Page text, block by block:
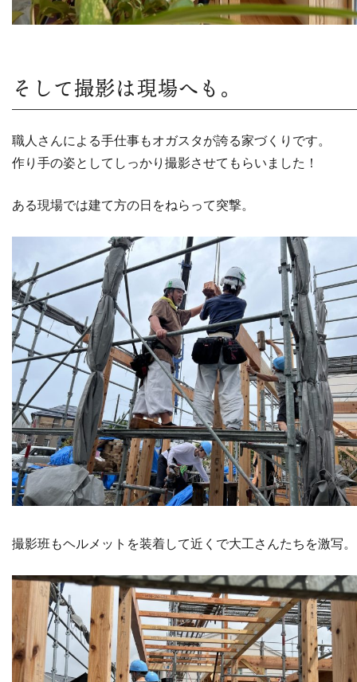
そして撮影は現場へも。
職人さんによる手仕事もオガスタが誇る家づくりです。
作り手の姿としてしっかり撮影させてもらいました！
ある現場では建て方の日をねらって突撃。
撮影班もヘルメットを装着して近くで大工さんたちを激写。